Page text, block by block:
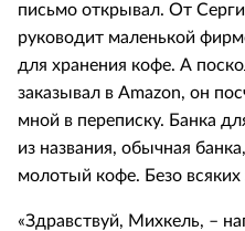
письмо открывал. От
руководит маленькой
для хранения кофе. А
заказывал в Amazon, он
мной в переписку. Банка
из названия, обычная
молотый кофе. Безо всяких
«Здравствуй, Михкель, –